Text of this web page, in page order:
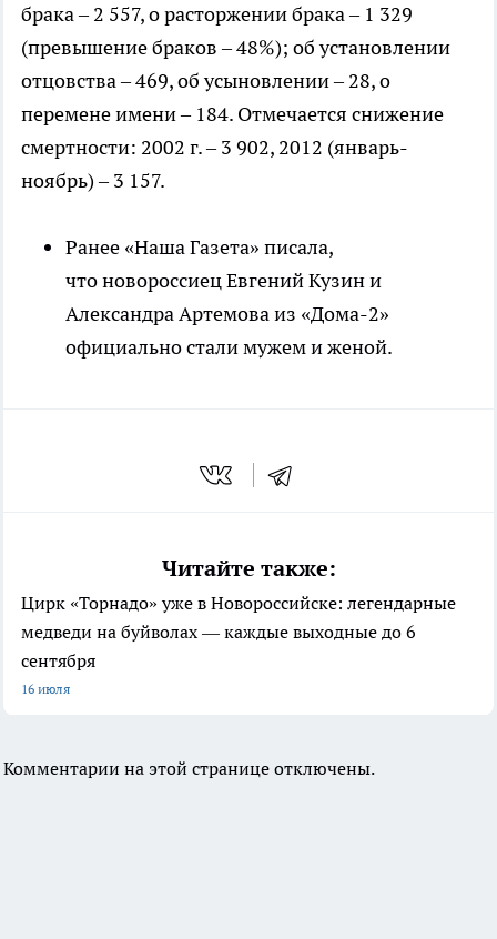
брака – 2 557, о расторжении брака – 1 329
(превышение браков – 48%); об установлении
отцовства – 469, об усыновлении – 28, о
перемене имени – 184. Отмечается снижение
смертности: 2002 г. – 3 902, 2012 (январь-
ноябрь) – 3 157.
Ранее «Наша Газета» писала,
что новороссиец Евгений Кузин и
Александра Артемова из «Дома-2»
официально стали мужем и женой.
Читайте также:
Цирк «Торнадо» уже в Новороссийске: легендарные
медведи на буйволах — каждые выходные до 6
сентября
16 июля
Комментарии на этой странице отключены.